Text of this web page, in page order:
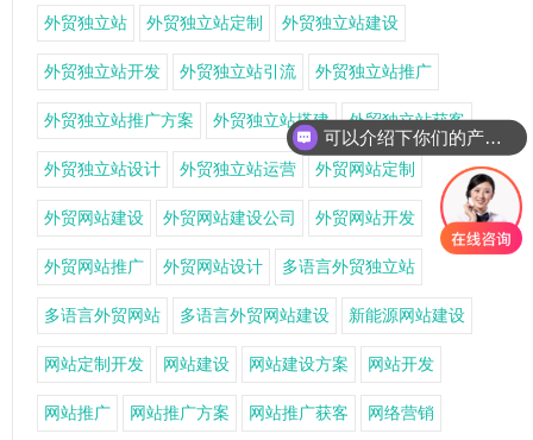
外贸独立站 外贸独立站定制 外贸独立站建设
外贸独立站开发 外贸独立站引流 外贸独立站推广
外贸独立站推广方案 外贸独立站搭建 外贸独立站获客
外贸独立站设计 外贸独立站运营 外贸网站定制
外贸网站建设 外贸网站建设公司 外贸网站开发
外贸网站推广 外贸网站设计 多语言外贸独立站
多语言外贸网站 多语言外贸网站建设 新能源网站建设
网站定制开发 网站建设 网站建设方案 网站开发
网站推广 网站推广方案 网站推广获客 网络营销
可以介绍下你们的产品么